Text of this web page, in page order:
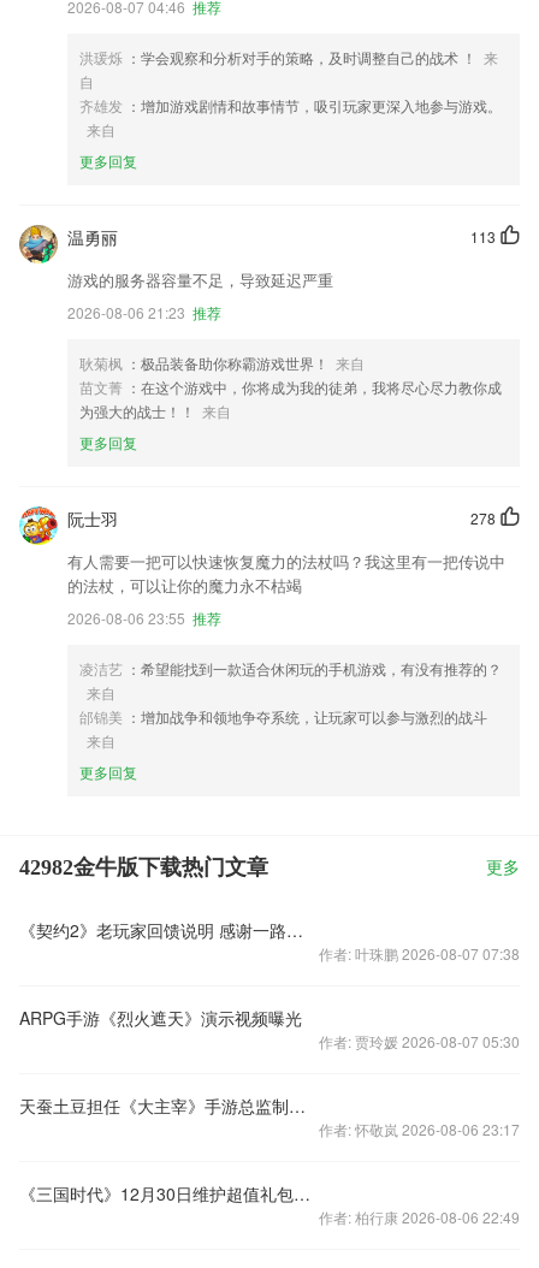
2026-08-07 04:46 推荐
洪瑗烁 ：学会观察和分析对手的策略，及时调整自己的战术 ！
来
自
齐雄发 ：增加游戏剧情和故事情节，吸引玩家更深入地参与游戏。
来自
更多回复
113
温勇丽
游戏的服务器容量不足，导致延迟严重
2026-08-06 21:23 推荐
耿菊枫 ：极品装备助你称霸游戏世界！
来自
苗文菁 ：在这个游戏中，你将成为我的徒弟，我将尽心尽力教你成
为强大的战士！！
来自
更多回复
278
阮士羽
有人需要一把可以快速恢复魔力的法杖吗？我这里有一把传说中
的法杖，可以让你的魔力永不枯竭
2026-08-06 23:55 推荐
凌洁艺 ：希望能找到一款适合休闲玩的手机游戏，有没有推荐的？
来自
邰锦美 ：增加战争和领地争夺系统，让玩家可以参与激烈的战斗
来自
更多回复
42982金牛版下载热门文章 更多
《契约2》老玩家回馈说明 感谢一路不离不弃
作者: 叶珠鹏 2026-08-07 07:38
ARPG手游《烈火遮天》演示视频曝光
作者: 贾玲媛 2026-08-07 05:30
天蚕土豆担任《大主宰》手游总监制首次解读特色
作者: 怀敬岚 2026-08-06 23:17
《三国时代》12月30日维护超值礼包等你领
作者: 柏行康 2026-08-06 22:49